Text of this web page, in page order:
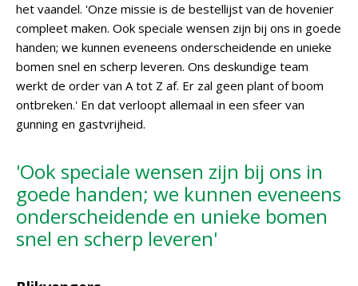
het vaandel. 'Onze missie is de bestellijst van de hovenier
compleet maken. Ook speciale wensen zijn bij ons in goede
handen; we kunnen eveneens onderscheidende en unieke
bomen snel en scherp leveren. Ons deskundige team
werkt de order van A tot Z af. Er zal geen plant of boom
ontbreken.' En dat verloopt allemaal in een sfeer van
gunning en gastvrijheid.
'Ook speciale wensen zijn bij ons in
goede handen; we kunnen eveneens
onderscheidende en unieke bomen
snel en scherp leveren'